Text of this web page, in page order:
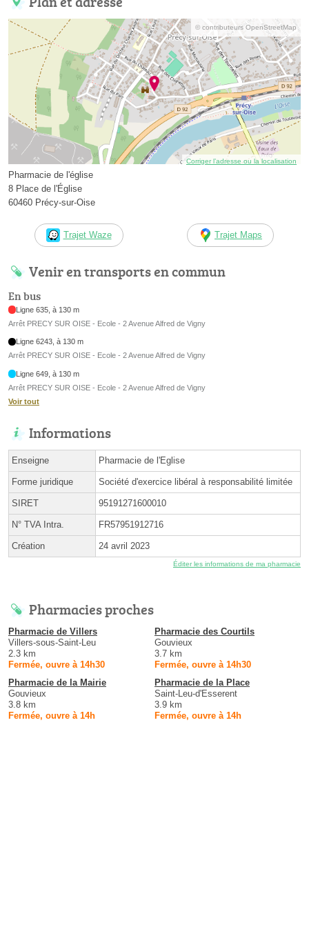
© contributeurs OpenStreetMap
Corriger l’adresse ou la localisation
Pharmacie de l'église
8 Place de l'Église
60460 Précy-sur-Oise
Trajet Waze Trajet Maps
Venir en transports en commun
En bus
Ligne 635, à 130 m
Arrêt PRECY SUR OISE - Ecole - 2 Avenue Alfred de Vigny
Ligne 6243, à 130 m
Arrêt PRECY SUR OISE - Ecole - 2 Avenue Alfred de Vigny
Ligne 649, à 130 m
Arrêt PRECY SUR OISE - Ecole - 2 Avenue Alfred de Vigny
Voir tout
Informations
Enseigne Pharmacie de l'Eglise
Forme juridique Société d'exercice libéral à responsabilité limitée
SIRET 95191271600010
N° TVA Intra. FR57951912716
Création 24 avril 2023
Éditer les informations de ma pharmacie
Pharmacies proches
Pharmacie de Villers
Villers-sous-Saint-Leu
2.3 km
Fermée, ouvre à 14h30
Pharmacie des Courtils
Gouvieux
3.7 km
Fermée, ouvre à 14h30
Pharmacie de la Mairie
Gouvieux
3.8 km
Fermée, ouvre à 14h
Pharmacie de la Place
Saint-Leu-d'Esserent
3.9 km
Fermée, ouvre à 14h